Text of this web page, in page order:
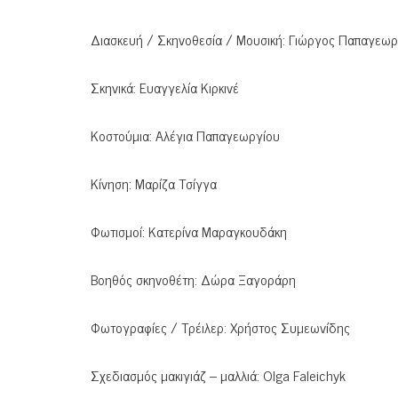
Διασκευή / Σκηνοθεσία / Μουσική: Γιώργος
Σκηνικά: Ευαγγελία Κιρκινέ
Κοστούμια: Αλέγια Παπαγεωργίου
Κίνηση: Μαρίζα Τσίγγα
Φωτισμοί: Κατερίνα Μαραγκουδάκη
Βοηθός σκηνοθέτη: Δώρα Ξαγοράρη
Φωτογραφίες / Τρέιλερ: Χρήστος Συμεωνίδης
Σχεδιασμός μακιγιάζ – μαλλιά: Olga Faleichyk